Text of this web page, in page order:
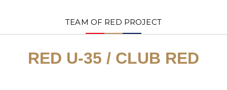
TEAM OF RED PROJECT
RED U-35 / CLUB RED